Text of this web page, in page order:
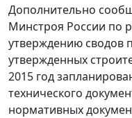
Дополнительно
Минстроя России по
утверждению сводов
утвержденных
2015 год
технического
нормативных